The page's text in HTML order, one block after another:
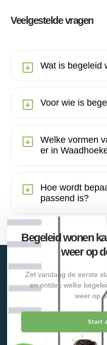
Veelgestelde vragen
Wat is begeleid
Voor wie is
Welke vormen
er in
Hoe wordt
passend is?
Begeleid wonen
weer op
Zet vandaag de eerste
en ontdek welke
weer op
Start